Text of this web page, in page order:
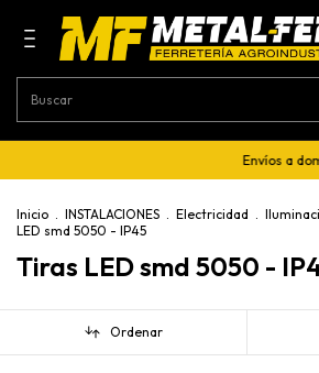
Envíos a
Inicio . INSTALACIONES . Electricidad .
LED smd 5050 - IP45
Tiras LED smd 5050 -
Ordenar